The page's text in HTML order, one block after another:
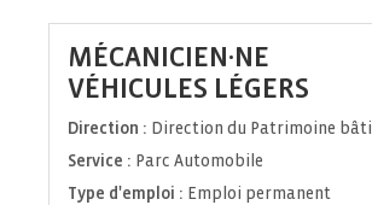
MÉCANICIEN·NE
VÉHICULES LÉGERS
Direction : Direction du Patrimoine bâti
Service : Parc Automobile
Type d'emploi : Emploi permanent